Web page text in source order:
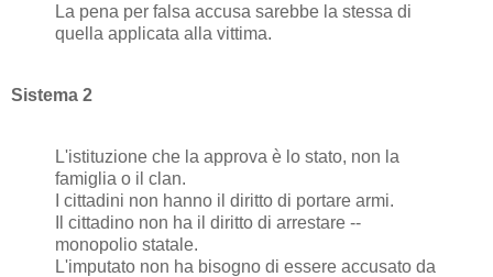
La pena per falsa accusa sarebbe la stessa di
quella applicata alla vittima.
Sistema 2
L'istituzione che la approva è lo stato, non la
famiglia o il clan.
I cittadini non hanno il diritto di portare armi.
Il cittadino non ha il diritto di arrestare --
monopolio statale.
L'imputato non ha bisogno di essere accusato da